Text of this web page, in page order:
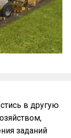
в другую
заданий